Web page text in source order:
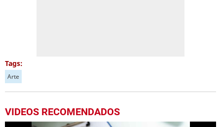
Tags:
Arte
VIDEOS RECOMENDADOS